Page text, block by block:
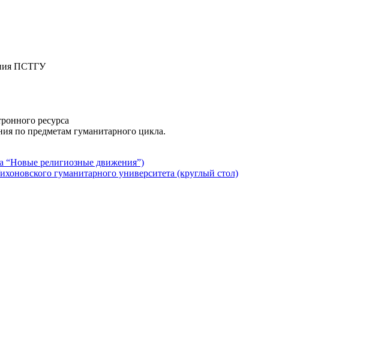
ПСТГУ
ресурса
по предметам гуманитарного цикла.
“Новые религиозные движения”)
гуманитарного университета (круглый стол)